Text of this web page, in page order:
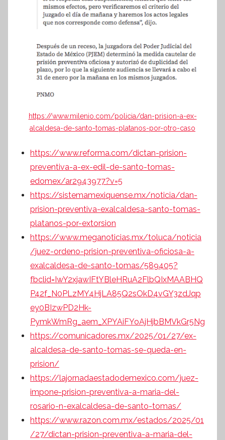
https://www.milenio.com/policia/dan-prision-a-ex-
alcaldesa-de-santo-tomas-platanos-por-otro-caso
https://www.reforma.com/dictan-prision-
preventiva-a-ex-edil-de-santo-tomas-
edomex/ar2943977?v=5
https://sistemamexiquense.mx/noticia/dan-
prision-preventiva-exalcaldesa-santo-tomas-
platanos-por-extorsion
https://www.meganoticias.mx/toluca/noticia
/juez-ordeno-prision-preventiva-oficiosa-a-
exalcaldesa-de-santo-tomas/589405?
fbclid=IwY2xjawIFtYBleHRuA2FlbQIxMAABHQ
P42f_N0PLzMY4HjLA85Q2sOkD4vGY3zdJqp
ey0BIzwPD2Hk-
PymkWmRg_aem_XPYAiFYoAjHjbBMVkGr5Ng
https://comunicadores.mx/2025/01/27/ex-
alcaldesa-de-santo-tomas-se-queda-en-
prision/
https://lajornadaestadodemexico.com/juez-
impone-prision-preventiva-a-maria-del-
rosario-n-exalcaldesa-de-santo-tomas/
https://www.razon.com.mx/estados/2025/01
/27/dictan-prision-preventiva-a-maria-del-